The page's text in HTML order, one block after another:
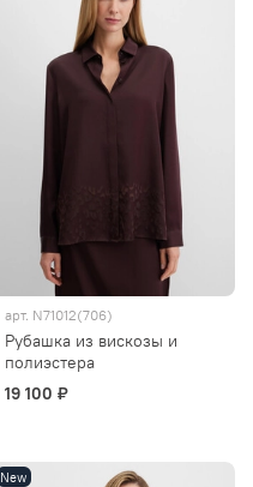
арт. N71012(706)
Рубашка из вискозы и
полиэстера
19 100 ₽
New